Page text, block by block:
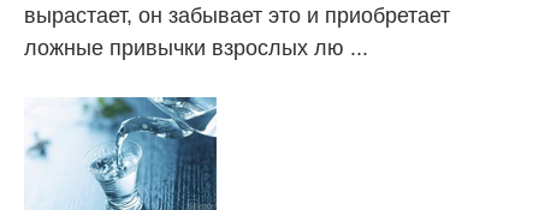
вырастает, он забывает это и приобретает
ложные привычки взрослых лю ...